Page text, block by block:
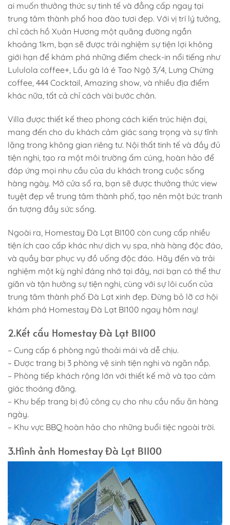
ai muốn thưởng thức sự tinh tế và đẳng cấp ngay tại
trung tâm thành phố hoa đào tươi đẹp. Với vị trí lý tưởng,
chỉ cách hồ Xuân Hương một quãng đường ngắn
khoảng 1km, bạn sẽ được trải nghiệm sự tiện lợi không
giới hạn để khám phá những điểm check-in nổi tiếng như
Lululola coffee+, Lẩu gà lá é Tao Ngộ 3/4, Lưng Chừng
coffee, 444 Cocktail, Amazing show, và nhiều địa điểm
khác nữa, tất cả chỉ cách vài bước chân.
Villa được thiết kế theo phong cách kiến trúc hiện đại,
mang đến cho du khách cảm giác sang trọng và sự tĩnh
lặng trong không gian riêng tư. Nội thất tinh tế và đầy đủ
tiện nghi, tạo ra một môi trường ấm cúng, hoàn hảo để
đáp ứng mọi nhu cầu của du khách trong cuộc sống
hàng ngày. Mở cửa sổ ra, bạn sẽ được thưởng thức view
tuyệt đẹp về trung tâm thành phố, tạo nên một bức tranh
ấn tượng đầy sức sống.
Ngoài ra, Homestay Đà Lạt BI100 còn cung cấp nhiều
tiện ích cao cấp khác như dịch vụ spa, nhà hàng độc đáo,
và quầy bar phục vụ đồ uống độc đáo. Hãy đến và trải
nghiệm một kỳ nghỉ đáng nhớ tại đây, nơi bạn có thể thư
giãn và tận hưởng sự tiện nghi, cùng với sự lôi cuốn của
trung tâm thành phố Đà Lạt xinh đẹp. Đừng bỏ lỡ cơ hội
khám phá Homestay Đà Lạt BI100 ngay hôm nay!
2.Kết cấu Homestay Đà Lạt BI100
– Cung cấp 6 phòng ngủ thoải mái và dễ chịu.
– Được trang bị 3 phòng vệ sinh tiện nghi và ngăn nắp.
– Phòng tiếp khách rộng lớn với thiết kế mở và tạo cảm
giác thoáng đãng.
– Khu bếp trang bị đủ công cụ cho nhu cầu nấu ăn hàng
ngày.
– Khu vực BBQ hoàn hảo cho những buổi tiệc ngoài trời.
3.Hình ảnh Homestay Đà Lạt BI100